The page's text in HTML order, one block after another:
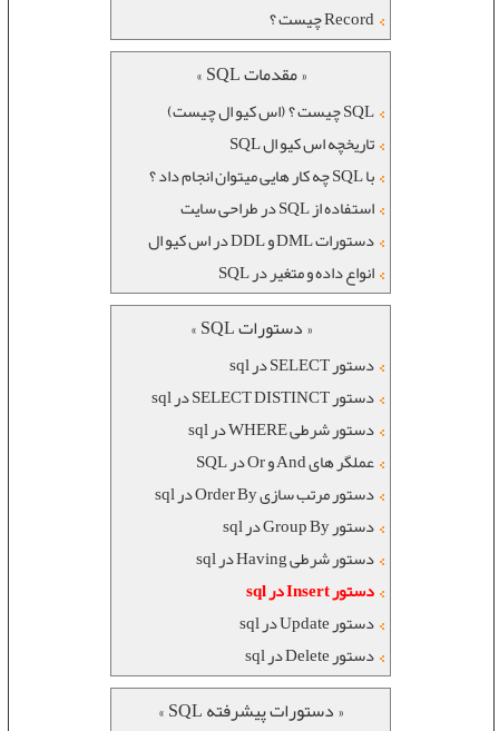
Record چیست ؟
« مقدمات SQL »
SQL چیست ؟ (اس کیو ال چیست)
تاریخچه اس کیو ال SQL
با SQL چه کار هایی میتوان انجام داد ؟
استفاده از SQL در طراحی سایت
دستورات DML و DDL در اس کیو ال
انواع داده و متغیر در SQL
« دستورات SQL »
دستور SELECT در sql
دستور SELECT DISTINCT در sql
دستور شرطی WHERE در sql
عملگر های And و Or در SQL
دستور مرتب سازی Order By در sql
دستور Group By در sql
دستور شرطی Having در sql
دستور Insert در sql
دستور Update در sql
دستور Delete در sql
« دستورات پیشرفته SQL »